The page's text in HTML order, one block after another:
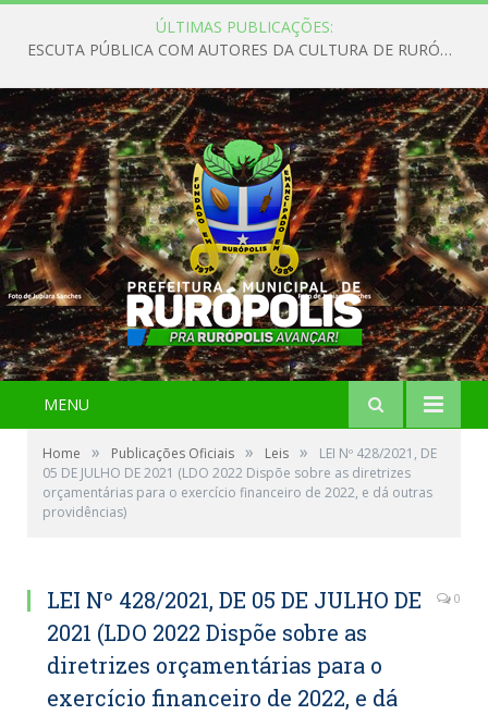
ÚLTIMAS PUBLICAÇÕES:
ESCUTA PÚBLICA COM AUTORES DA CULTURA DE RURÓPOLIS
MENU
Home » Publicações Oficiais » Leis »
LEI Nº 428/2021, DE
05 DE JULHO DE 2021 (LDO 2022 Dispõe sobre as diretrizes
orçamentárias para o exercício financeiro de 2022, e dá outras
providências)
LEI Nº 428/2021, DE 05 DE JULHO DE
2021 (LDO 2022 Dispõe sobre as
diretrizes orçamentárias para o
exercício financeiro de 2022, e dá
0